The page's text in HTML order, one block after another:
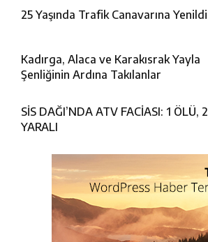
25 Yaşında Trafik Canavarına Yenildi
Kadırga, Alaca ve Karakısrak Yayla
Şenliğinin Ardına Takılanlar
SİS DAĞI’NDA ATV FACİASI: 1 ÖLÜ, 2
YARALI